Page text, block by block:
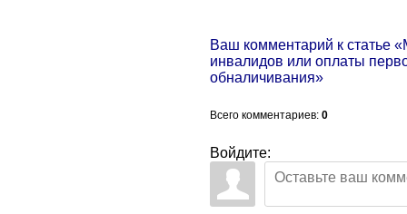
Ваш комментарий к статье
инвалидов или оплаты
обналичивания»
Всего комментариев: 0
Войдите: